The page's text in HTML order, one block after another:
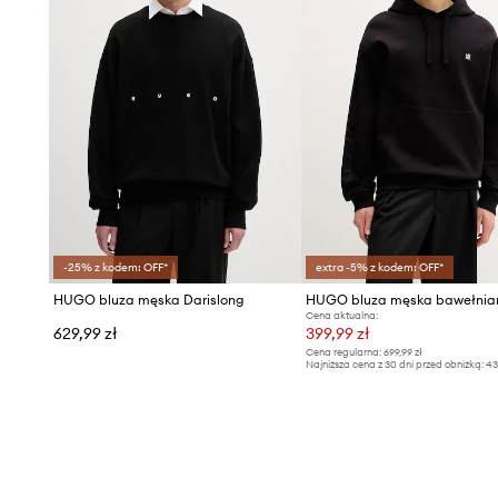
-25% z kodem: OFF*
HUGO bluza męska Darislong
629,99 zł
extra -5% z kodem: OFF*
Cena aktualna:
399,99 zł
Cena regularna:699,99 zł
Najniższa cena z 30 dni przed obniżką: